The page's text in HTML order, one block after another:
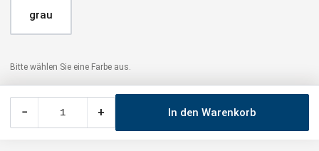
grau
Bitte wählen Sie eine Farbe aus.
− + In den Warenkorb